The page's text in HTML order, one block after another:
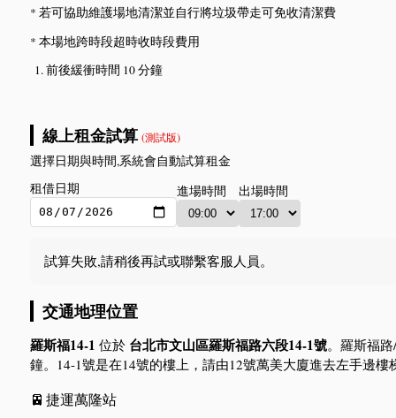
* 若可協助維護場地清潔並自行將垃圾帶走可免收清潔費
* 本場地跨時段超時收時段費用
前後緩衝時間 10 分鐘
線上租金試算 (測試版)
選擇日期與時間,系統會自動試算租金
租借日期
進場時間 出場時間
試算失敗,請稍後再試或聯繫客服人員。
交通地理位置
羅斯福14-1 位於 台北市文山區羅斯福路六段14-1號。羅斯福
鐘​。14-1號是在14號的樓上，請由12號萬美大廈進去左手邊樓
🚈 捷運萬隆站